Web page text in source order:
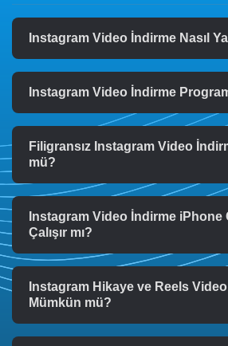
Instagram Video İndirme Nasıl
Instagram Video İndirme
Filigransız Instagram Video
mü?
Instagram Video İndirme iPhone
Çalışır mı?
Instagram Hikaye ve Reels
Mümkün mü?